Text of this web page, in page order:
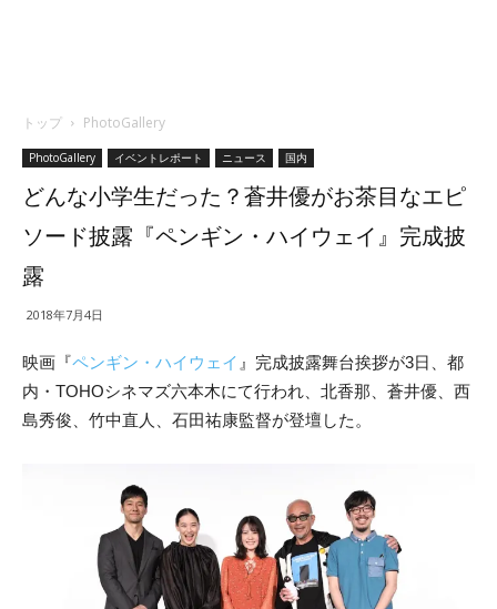
トップ PhotoGallery
PhotoGallery イベントレポート ニュース 国内
どんな小学生だった？蒼井優がお茶目なエピ
ソード披露『ペンギン・ハイウェイ』完成披
露
2018年7月4日
映画『ペンギン・ハイウェイ 』完成披露舞台挨拶が3日、都
内・TOHOシネマズ六本木にて行われ、北香那、蒼井優、西
島秀俊、竹中直人、石田祐康監督が登壇した。